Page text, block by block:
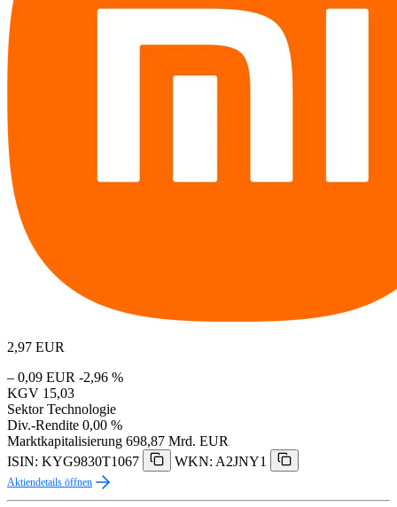
2,97 EUR
– 0,09 EUR -2,96 %
KGV 15,03
Sektor Technologie
Div.-Rendite 0,00 %
Marktkapitalisierung 698,87 Mrd. EUR
ISIN: KYG9830T1067
WKN: A2JNY1
Aktiendetails öffnen